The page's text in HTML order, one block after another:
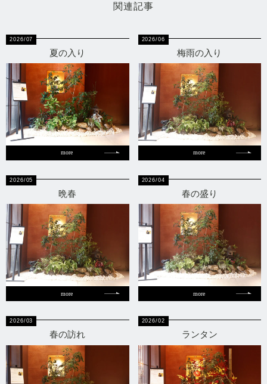
関連記事
2026/07
夏の入り
more
2026/06
梅雨の入り
more
2026/05
晩春
more
2026/04
春の盛り
more
2026/03
春の訪れ
2026/02
ランタン